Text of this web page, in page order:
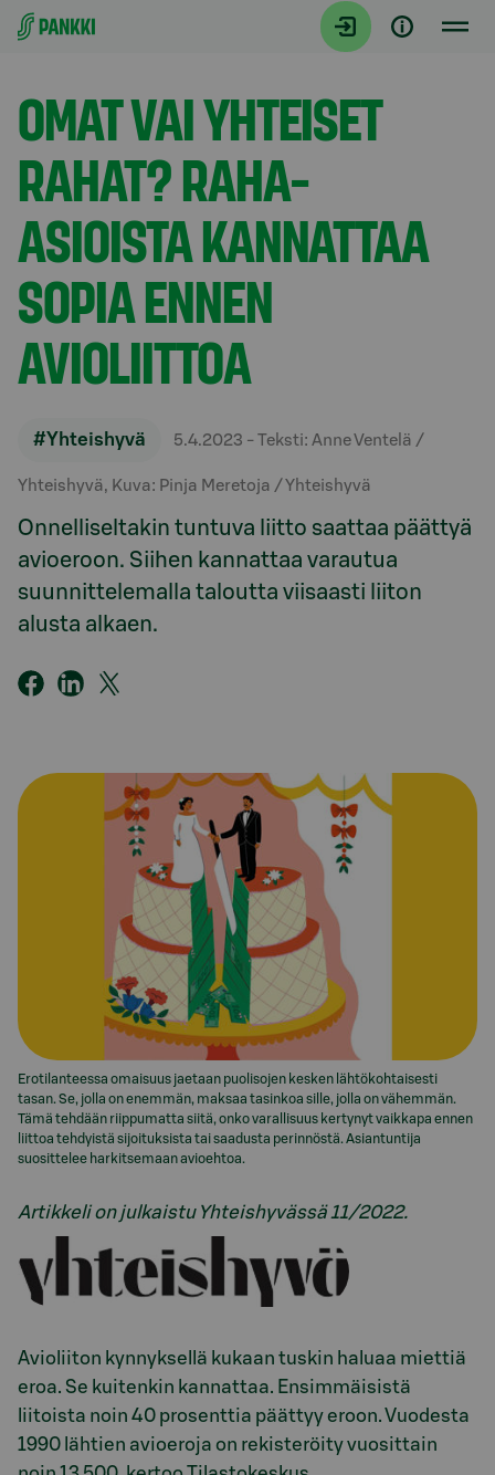
Siirry suoraan sisältöön
Artikkelit
OMAT VAI YHTEISET
RAHAT? RAHA-
ASIOISTA KANNATTAA
SOPIA ENNEN
AVIOLIITTOA
#Yhteishyvä 5.4.2023 - Teksti: Anne Ventelä /
Yhteishyvä, Kuva: Pinja Meretoja / Yhteishyvä
Onnelliseltakin tuntuva liitto saattaa päättyä
avioeroon. Siihen kannattaa varautua
suunnittelemalla taloutta viisaasti liiton
alusta alkaen.
Erotilanteessa omaisuus jaetaan puolisojen kesken lähtökohtaisesti
tasan. Se, jolla on enemmän, maksaa tasinkoa sille, jolla on vähemmän.
Tämä tehdään riippumatta siitä, onko varallisuus kertynyt vaikkapa ennen
liittoa tehdyistä sijoituksista tai saadusta perinnöstä. Asiantuntija
suosittelee harkitsemaan avioehtoa.
Artikkeli on julkaistu Yhteishyvässä 11/2022.
Avioliiton kynnyksellä kukaan tuskin haluaa miettiä
eroa. Se kuitenkin kannattaa. Ensimmäisistä
liitoista noin 40 prosenttia päättyy eroon. Vuodesta
1990 lähtien avioeroja on rekisteröity vuosittain